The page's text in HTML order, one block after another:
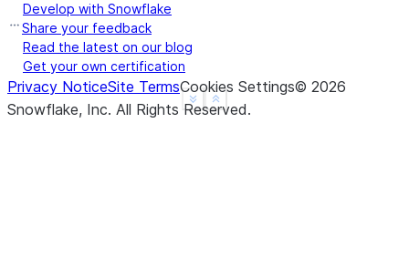
Show less
See more
Develop with Snowflake
Share your feedback
Read the latest on our blog
Get your own certification
Privacy NoticeSite TermsCookies Settings© 2026
Snowflake, Inc. All Rights Reserved.